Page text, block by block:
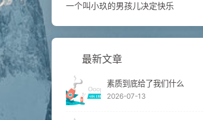
一个叫小玖的男孩儿决定快乐
最新文章
素质到底给了我们什么
2026-07-13